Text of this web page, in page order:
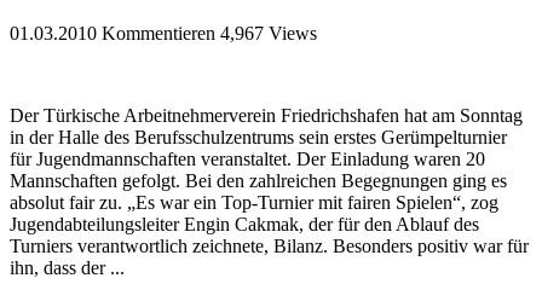
01.03.2010 Kommentieren 4,967 Views
Der Türkische Arbeitnehmerverein Friedrichshafen hat am Sonntag
in der Halle des Berufsschulzentrums sein erstes Gerümpelturnier
für Jugendmannschaften veranstaltet. Der Einladung waren 20
Mannschaften gefolgt. Bei den zahlreichen Begegnungen ging es
absolut fair zu. „Es war ein Top-Turnier mit fairen Spielen“, zog
Jugendabteilungsleiter Engin Cakmak, der für den Ablauf des
Turniers verantwortlich zeichnete, Bilanz. Besonders positiv war für
ihn, dass der ...